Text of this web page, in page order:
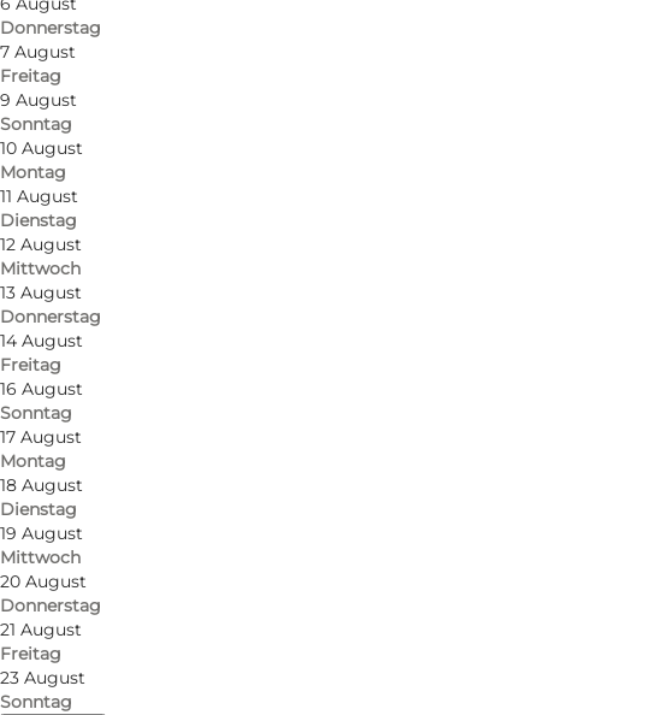
Donnerstag
7 August
Freitag
9 August
Sonntag
10 August
Montag
11 August
Dienstag
12 August
Mittwoch
13 August
Donnerstag
14 August
Freitag
16 August
Sonntag
17 August
Montag
18 August
Dienstag
19 August
Mittwoch
20 August
Donnerstag
21 August
Freitag
23 August
Sonntag